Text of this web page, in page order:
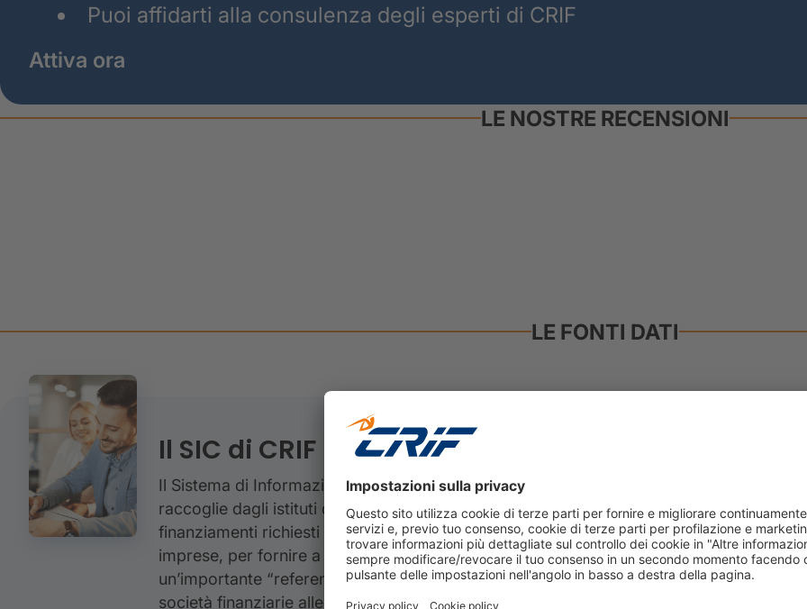
Puoi affidarti alla consulenza degli esperti di CRIF
Attiva ora
LE NOSTRE RECENSIONI
LE FONTI DATI
Il SIC di CRIF
Il Sistema di Informazioni creditizie (SIC) di CRIF
raccoglie dagli istituti di credito informazioni sui
finanziamenti richiesti e ottenuti da consumatori e
imprese, per fornire a chi richiede un nuovo credito
un’importante “referenza” nei confronti di banche e
società finanziarie alle quali si rivolge.
immobiliare e
dello stato
giuridiche e
presenza di